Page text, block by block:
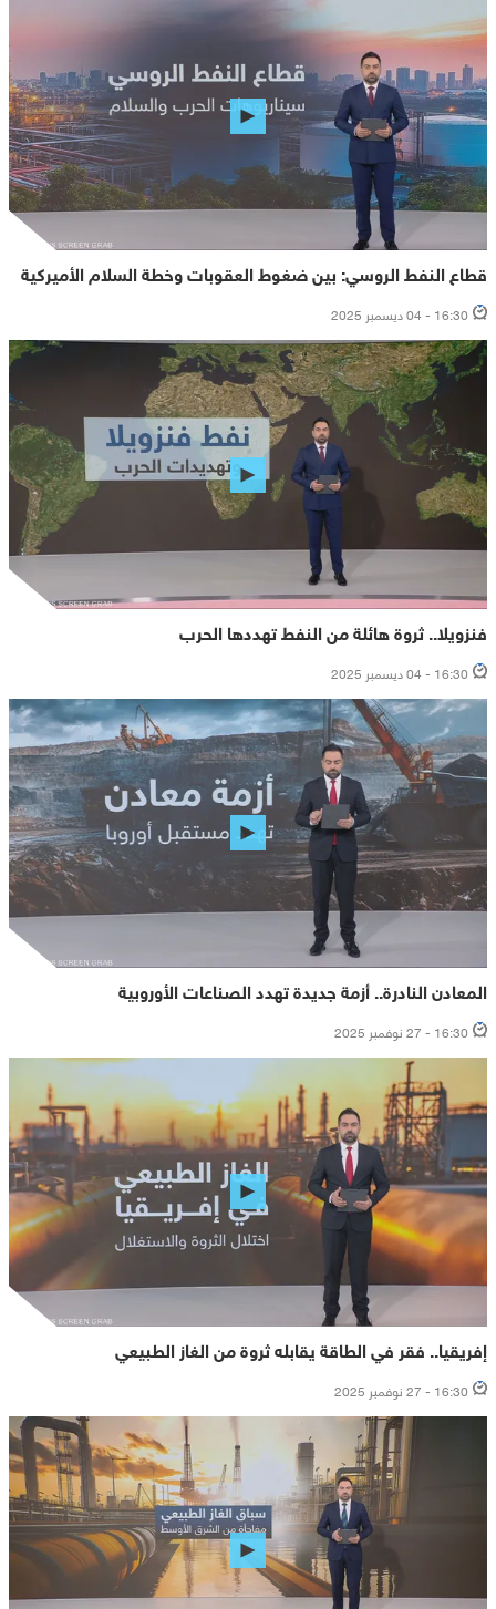
قطاع النفط الروسي: بين ضغوط العقوبات وخطة السلام الأميركية
16:30 - 04 ديسمبر 2025
فنزويلا.. ثروة هائلة من النفط تهددها الحرب
16:30 - 04 ديسمبر 2025
المعادن النادرة.. أزمة جديدة تهدد الصناعات الأوروبية
16:30 - 27 نوفمبر 2025
إفريقيا.. فقر في الطاقة يقابله ثروة من الغاز الطبيعي
16:30 - 27 نوفمبر 2025